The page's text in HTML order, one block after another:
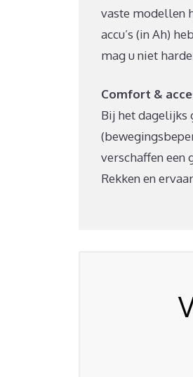
vaste modellen
accu’s (in Ah)
mag u niet
Comfort &
Bij het dagelijks
verschaffen een
Rekken en